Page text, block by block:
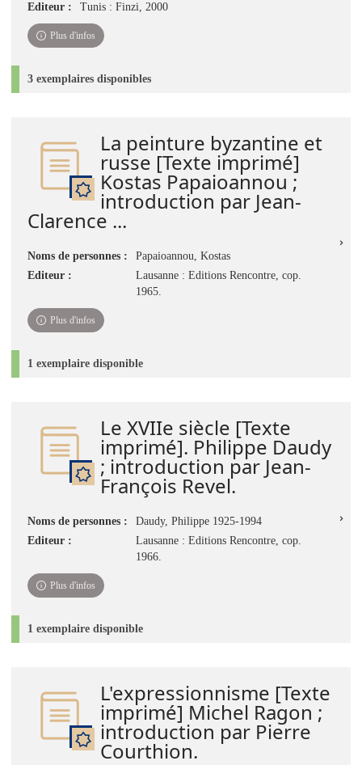
Editeur : Tunis : Finzi, 2000
Plus d'infos
3 exemplaires disponibles
La peinture byzantine et
russe [Texte imprimé]
Kostas Papaioannou ;
introduction par Jean-
Clarence ...
Noms de personnes :
Papaioannou, Kostas
Editeur :
Lausanne : Editions Rencontre, cop.
1965.
Plus d'infos
1 exemplaire disponible
Le XVIIe siècle [Texte
imprimé]. Philippe Daudy
; introduction par Jean-
François Revel.
Noms de personnes :
Daudy, Philippe 1925-1994
Editeur :
Lausanne : Editions Rencontre, cop.
1966.
Plus d'infos
1 exemplaire disponible
L'expressionnisme [Texte
imprimé] Michel Ragon ;
introduction par Pierre
Courthion.